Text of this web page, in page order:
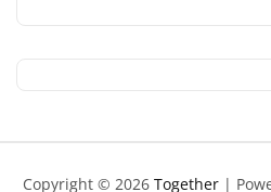
Copyright © 2026 Together |